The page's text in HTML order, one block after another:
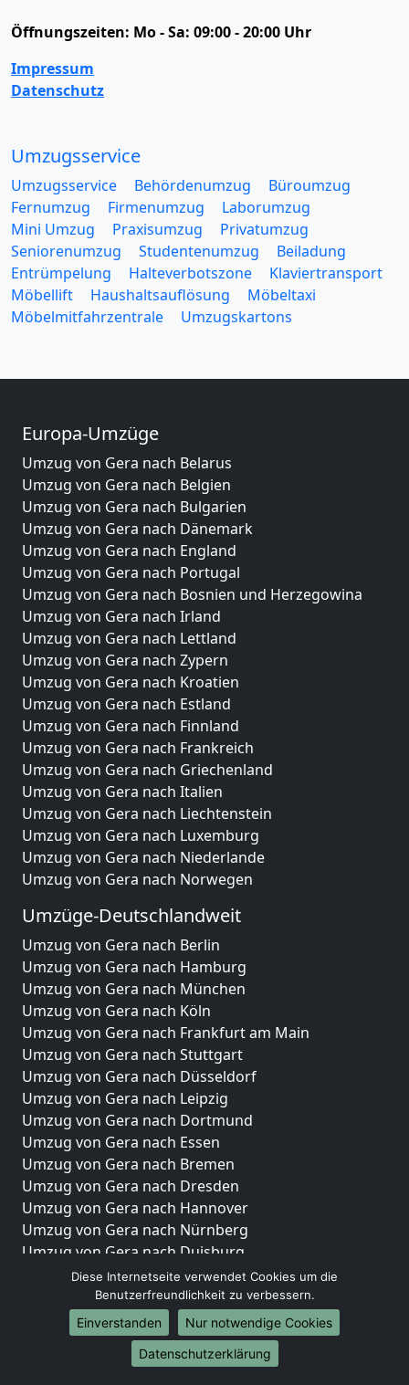
Öffnungszeiten: Mo - Sa: 09:00 - 20:00 Uhr
Impressum
Datenschutz
Umzugsservice
Umzugsservice Behördenumzug
Büroumzug
Fernumzug
Firmenumzug
Laborumzug
Mini Umzug
Praxisumzug
Privatumzug
Seniorenumzug
Studentenumzug
Beiladung
Entrümpelung
Halteverbotszone
Klaviertransport
Möbellift
Haushaltsauflösung
Möbeltaxi
Möbelmitfahrzentrale
Umzugskartons
Europa-Umzüge
Umzug von Gera nach Belarus
Umzug von Gera nach Belgien
Umzug von Gera nach Bulgarien
Umzug von Gera nach Dänemark
Umzug von Gera nach England
Umzug von Gera nach Portugal
Umzug von Gera nach Bosnien und Herzegowina
Umzug von Gera nach Irland
Umzug von Gera nach Lettland
Umzug von Gera nach Zypern
Umzug von Gera nach Kroatien
Umzug von Gera nach Estland
Umzug von Gera nach Finnland
Umzug von Gera nach Frankreich
Umzug von Gera nach Griechenland
Umzug von Gera nach Italien
Umzug von Gera nach Liechtenstein
Umzug von Gera nach Luxemburg
Umzug von Gera nach Niederlande
Umzug von Gera nach Norwegen
Umzüge-Deutschlandweit
Umzug von Gera nach Berlin
Umzug von Gera nach Hamburg
Umzug von Gera nach München
Umzug von Gera nach Köln
Umzug von Gera nach Frankfurt am Main
Umzug von Gera nach Stuttgart
Umzug von Gera nach Düsseldorf
Umzug von Gera nach Leipzig
Umzug von Gera nach Dortmund
Umzug von Gera nach Essen
Umzug von Gera nach Bremen
Umzug von Gera nach Dresden
Umzug von Gera nach Hannover
Umzug von Gera nach Nürnberg
Umzug von Gera nach Duisburg
Umzug von Gera nach Bochum
Umzug von Gera nach Wuppertal
Umzug von Gera nach Bielefeld
Umzug von Gera nach Bonn
Umzug von Gera nach Münster
Diese Internetseite verwendet Cookies um die
Benutzerfreundlichkeit zu verbessern.
Einverstanden
Nur notwendige Cookies
Datenschutzerklärung